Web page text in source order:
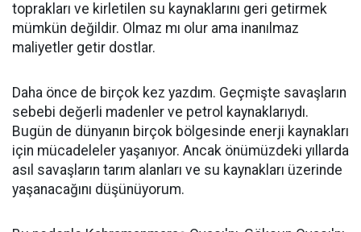
toprakları ve kirletilen su kaynaklarını geri getirmek
mümkün değildir. Olmaz mı olur ama inanılmaz
maliyetler getir dostlar.
Daha önce de birçok kez yazdım. Geçmişte savaşların
sebebi değerli madenler ve petrol kaynaklarıydı.
Bugün de dünyanın birçok bölgesinde enerji kaynakları
için mücadeleler yaşanıyor. Ancak önümüzdeki yıllarda
asıl savaşların tarım alanları ve su kaynakları üzerinde
yaşanacağını düşünüyorum.